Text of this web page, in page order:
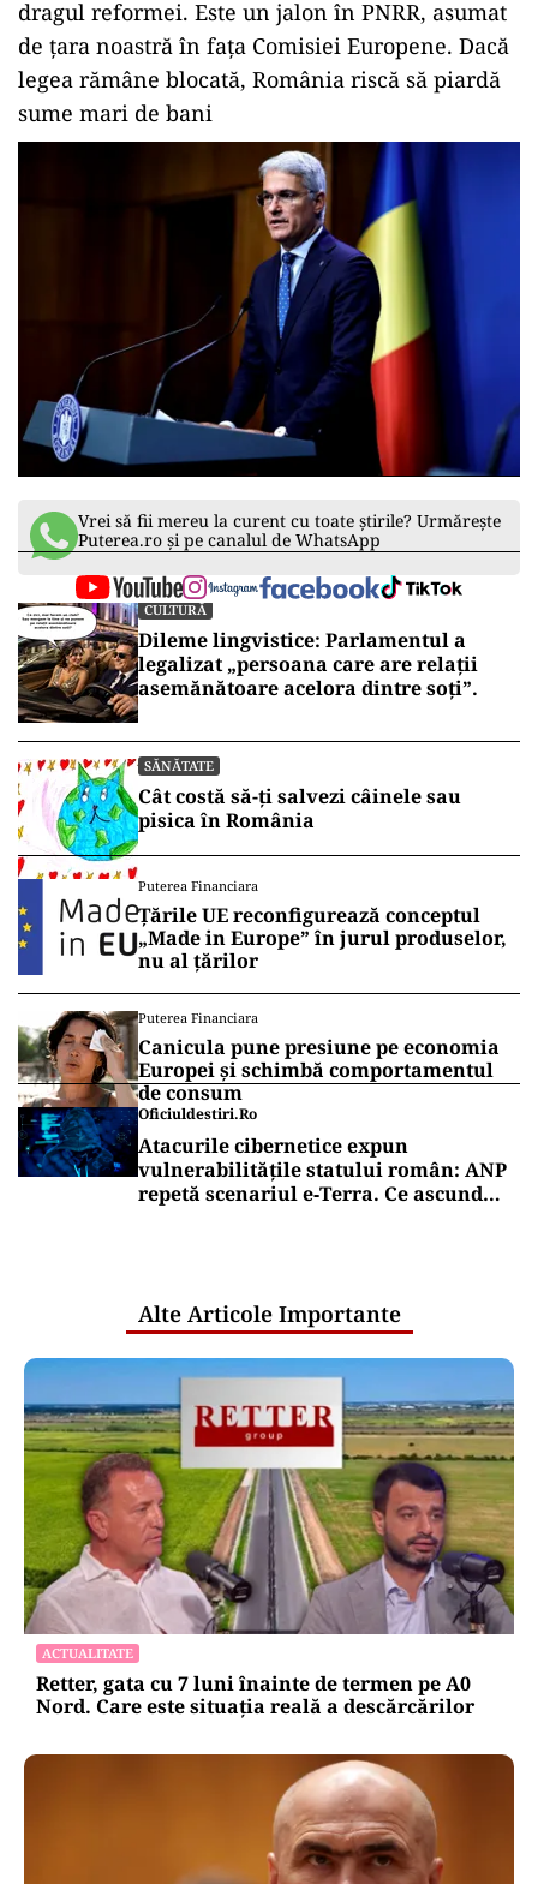
dragul reformei. Este un jalon în PNRR, asumat
de țara noastră în fața Comisiei Europene. Dacă
legea rămâne blocată, România riscă să piardă
sume mari de bani
Vrei să fii mereu la curent cu toate știrile? Urmărește
Puterea.ro și pe canalul de WhatsApp
CULTURĂ
Dileme lingvistice: Parlamentul a
legalizat „persoana care are relații
asemănătoare acelora dintre soți”.
SĂNĂTATE
Cât costă să-ți salvezi câinele sau
pisica în România
Puterea Financiara
Țările UE reconfigurează conceptul
„Made in Europe” în jurul produselor,
nu al țărilor
Puterea Financiara
Canicula pune presiune pe economia
Europei și schimbă comportamentul
de consum
Oficiuldestiri.ro
Atacurile cibernetice expun
vulnerabilitățile statului român: ANP
repetă scenariul e‑Terra. Ce ascund
Alte Articole Importante
ACTUALITATE
Retter, gata cu 7 luni înainte de termen pe A0
Nord. Care este situația reală a descărcărilor